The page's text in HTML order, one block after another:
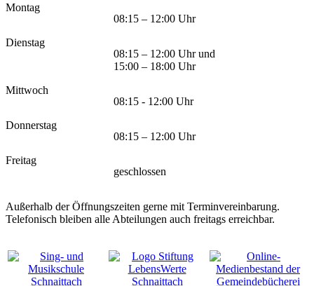
Montag
08:15 – 12:00 Uhr
Dienstag
08:15 – 12:00 Uhr und
15:00 – 18:00 Uhr
Mittwoch
08:15 - 12:00 Uhr
Donnerstag
08:15 – 12:00 Uhr
Freitag
geschlossen
Außerhalb der Öffnungszeiten gerne mit Terminvereinbarung.
Telefonisch bleiben alle Abteilungen auch freitags erreichbar.